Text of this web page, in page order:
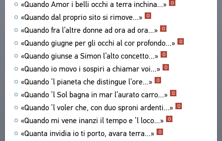
«Quando Amor i belli occhi a terra inchina...» O
«Quando dal proprio sito si rimove...» O
«Quando fra l’altre donne ad ora ad ora...» O
«Quando giugne per gli occhi al cor profondo...» O
«Quando giunse a Simon l’alto concetto...» O
«Quando io movo i sospiri a chiamar voi...» O
«Quando ’l pianeta che distingue l’ore...» O
«Quando ’l Sol bagna in mar l’aurato carro...» O
«Quando ’l voler che, con duo sproni ardenti...» O
«Quando mi vene inanzi il tempo e ’l loco...» O
«Quanta invidia io ti porto, avara terra...» O
EDICIONES
ESTUDIOS
AUTORES
OBRAS
EDICIONES
PUBLICACIONES BIBLIOGRÁFICAS
EDITORES
OBRAS
EDICIONES
TODAS LAS RESEÑAS
POETAS
TRADUCTORES
ESTUDIOSOS
ESTRUCTURA
GLOSARIO
BUSQUEDA
ACERCA DE
SOBRE EL PROYECTO
LOS FINES DEL PROYECTO
SUBSISTEMAS
CORPUS
BIBLIOTECA
ENCICLOPEDIA
TESAURO
CONTACTO
ACUERDO DEL USUARIO
MARCADORES